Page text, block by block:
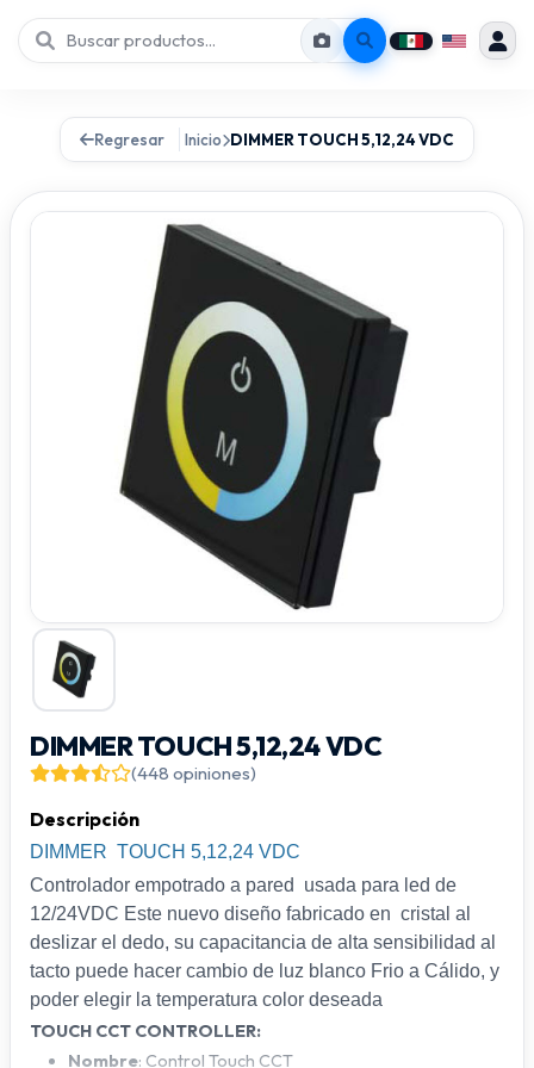
Regresar Inicio DIMMER TOUCH 5,12,24 VDC
DIMMER TOUCH 5,12,24 VDC
(448 opiniones)
Descripción
DIMMER TOUCH 5,12,24 VDC
Controlador empotrado a pared usada para led de
12/24VDC Este nuevo diseño fabricado en cristal al
deslizar el dedo, su capacitancia de alta sensibilidad al
tacto puede hacer cambio de luz blanco Frio a Cálido, y
poder elegir la temperatura color deseada
TOUCH CCT CONTROLLER:
Nombre: Control Touch CCT